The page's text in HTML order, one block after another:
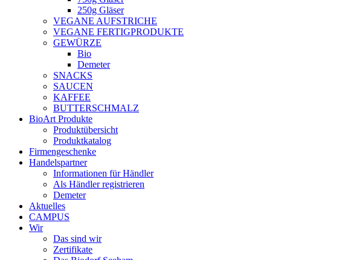
250g Gläser
VEGANE AUFSTRICHE
VEGANE FERTIGPRODUKTE
GEWÜRZE
Bio
Demeter
SNACKS
SAUCEN
KAFFEE
BUTTERSCHMALZ
BioArt Produkte
Produktübersicht
Produktkatalog
Firmengeschenke
Handelspartner
Informationen für Händler
Als Händler registrieren
Demeter
Aktuelles
CAMPUS
Wir
Das sind wir
Zertifikate